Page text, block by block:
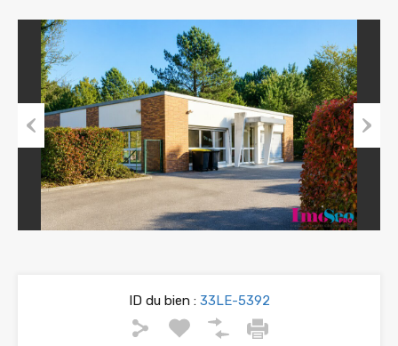
Previous Next
ID du bien :33LE-5392